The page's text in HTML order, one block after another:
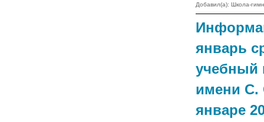
Добавил(а): Школа-
январь
учебный
имени С.
январе